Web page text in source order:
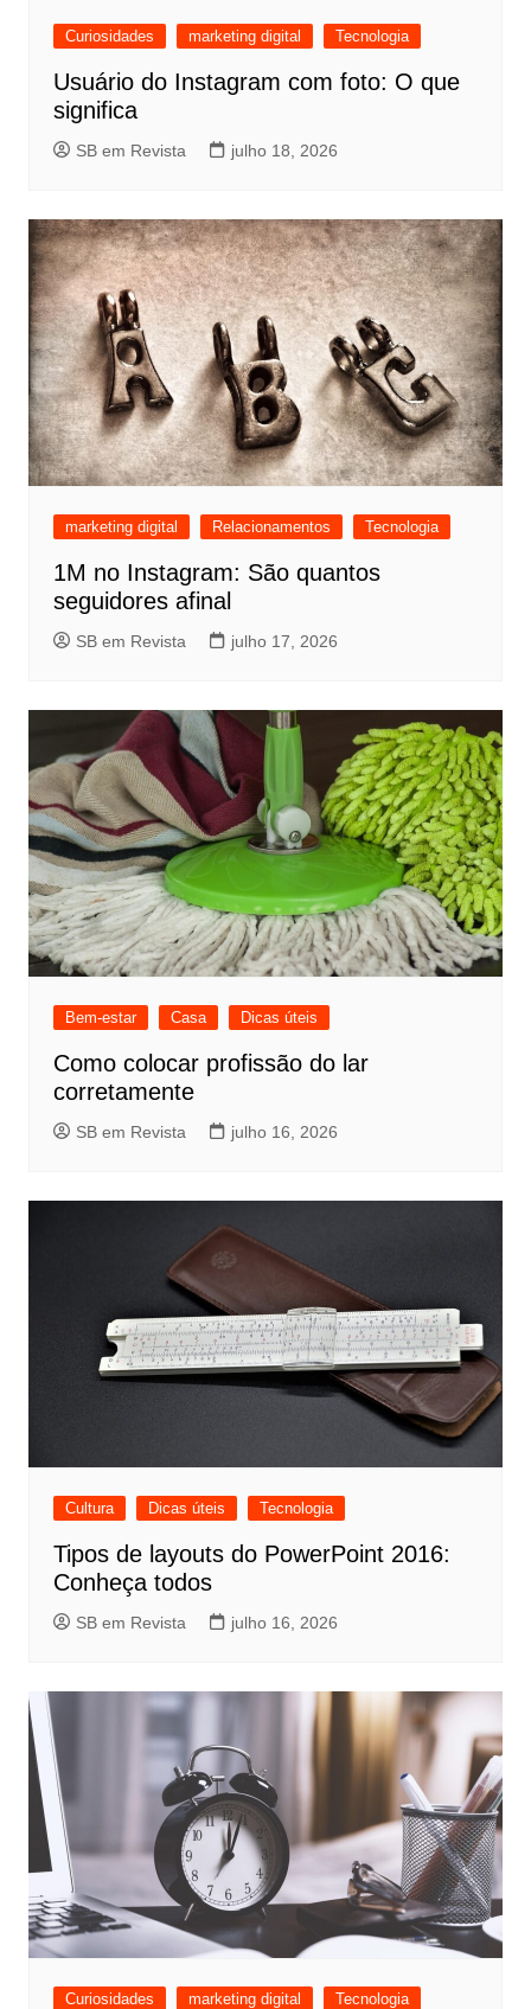
Curiosidades marketing digital Tecnologia
Usuário do Instagram com foto: O que
significa
SB em Revista julho 18, 2026
marketing digital Relacionamentos Tecnologia
1M no Instagram: São quantos
seguidores afinal
SB em Revista julho 17, 2026
Bem-estar Casa Dicas úteis
Como colocar profissão do lar
corretamente
SB em Revista julho 16, 2026
Cultura Dicas úteis Tecnologia
Tipos de layouts do PowerPoint 2016:
Conheça todos
SB em Revista julho 16, 2026
Curiosidades marketing digital Tecnologia